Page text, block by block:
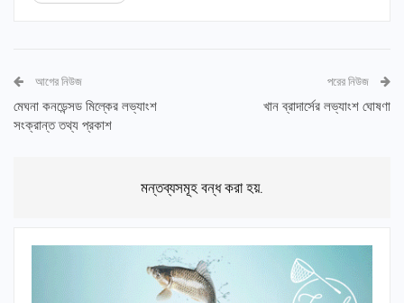
আগের নিউজ
মেঘনা কনডেন্সড মিল্কের লভ্যাংশ
সংক্রান্ত তথ্য প্রকাশ
পরের নিউজ
খান ব্রাদার্সের লভ্যাংশ ঘোষণা
মন্তব্যসমূহ বন্ধ করা হয়.